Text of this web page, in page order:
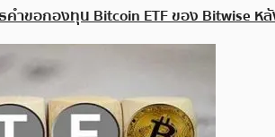
คำขอกองทุน Bitcoin ETF ของ Bitwise ห